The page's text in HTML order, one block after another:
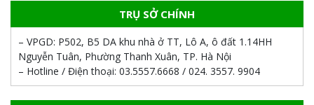
TRỤ SỞ CHÍNH
– VPGD: P502, B5 DA khu nhà ở TT, Lô A, ô đất 1.14HH
Nguyễn Tuân, Phường Thanh Xuân, TP. Hà Nội
– Hotline / Điện thoại: 03.5557.6668 / 024. 3557. 9904